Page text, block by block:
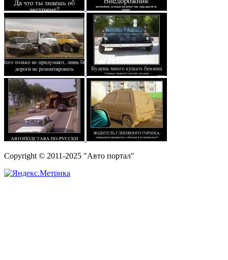
Copyright © 2011-2025 "Авто портал"